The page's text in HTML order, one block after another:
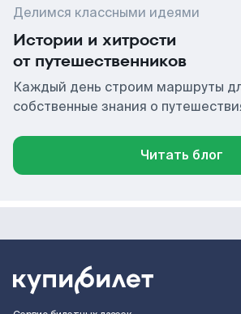
Делимся классными идеями
Истории и хитрости
от путешественников
Каждый день строим маршруты
собственные знания о
Читать блог